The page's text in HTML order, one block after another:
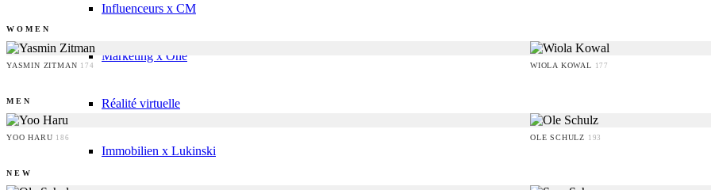
Influenceurs x CM
Marketing x One
Réalité virtuelle
Immobilien x Lukinski
WOMEN
YASMIN ZITMAN 174 WIOLA KOWAL 177
MEN
YOO HARU 186 OLE SCHULZ 193
NEW